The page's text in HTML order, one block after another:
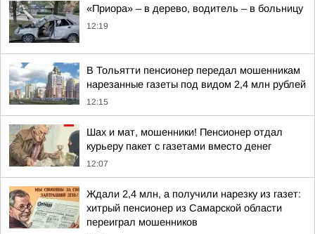
«Приора» – в дерево, водитель – в больницу
12:19
В Тольятти пенсионер передал мошенникам
нарезанные газеты под видом 2,4 млн рублей
12:15
Шах и мат, мошенники! Пенсионер отдал
курьеру пакет с газетами вместо денег
12:07
Ждали 2,4 млн, а получили нарезку из газет:
хитрый пенсионер из Самарской области
переиграл мошенников